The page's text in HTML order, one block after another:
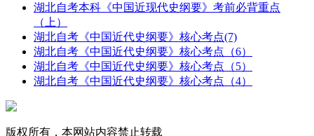
湖北自考本科《中国近现代史纲要》考前必背重点
（上）
湖北自考《中国近代史纲要》核心考点(7)
湖北自考《中国近代史纲要》核心考点（6）
湖北自考《中国近代史纲要》核心考点（5）
湖北自考《中国近代史纲要》核心考点（4）
版权所有，本网站内容禁止转载